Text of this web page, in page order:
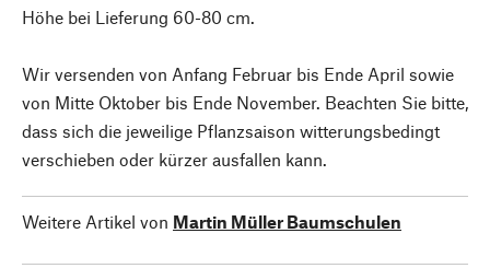
Höhe bei Lieferung 60-80 cm.
Wir versenden von Anfang Februar bis Ende April sowie
von Mitte Oktober bis Ende November. Beachten Sie bitte,
dass sich die jeweilige Pflanzsaison witterungsbedingt
verschieben oder kürzer ausfallen kann.
Weitere Artikel von Martin Müller Baumschulen